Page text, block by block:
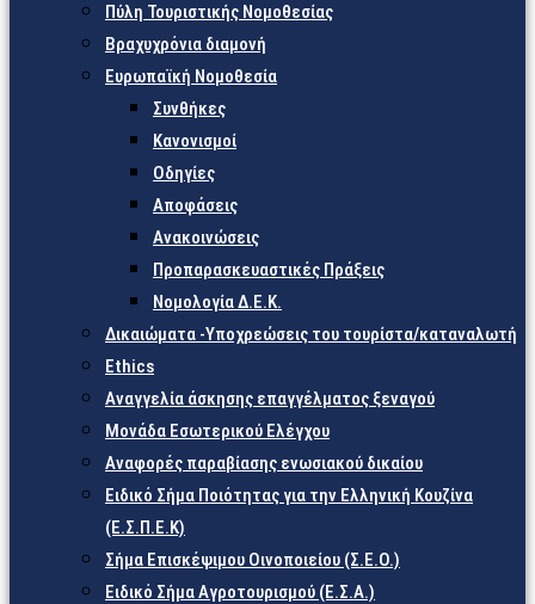
Πύλη Τουριστικής Νομοθεσίας
Βραχυχρόνια διαμονή
Ευρωπαϊκή Νομοθεσία
Συνθήκες
Κανονισμοί
Οδηγίες
Αποφάσεις
Ανακοινώσεις
Προπαρασκευαστικές Πράξεις
Νομολογία Δ.Ε.Κ.
Δικαιώματα -Υποχρεώσεις του τουρίστα/καταναλωτή
Ethics
Αναγγελία άσκησης επαγγέλματος ξεναγού
Μονάδα Εσωτερικού Ελέγχου
Αναφορές παραβίασης ενωσιακού δικαίου
Ειδικό Σήμα Ποιότητας για την Ελληνική Κουζίνα
(Ε.Σ.Π.Ε.Κ)
Σήμα Επισκέψιμου Οινοποιείου (Σ.Ε.Ο.)
Ειδικό Σήμα Αγροτουρισμού (Ε.Σ.Α.)